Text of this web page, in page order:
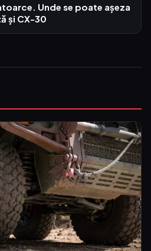
Unde se poate așeza
și CX-30